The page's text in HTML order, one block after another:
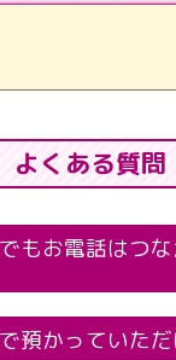
よくある質問
もお電話はつ
預かっていた